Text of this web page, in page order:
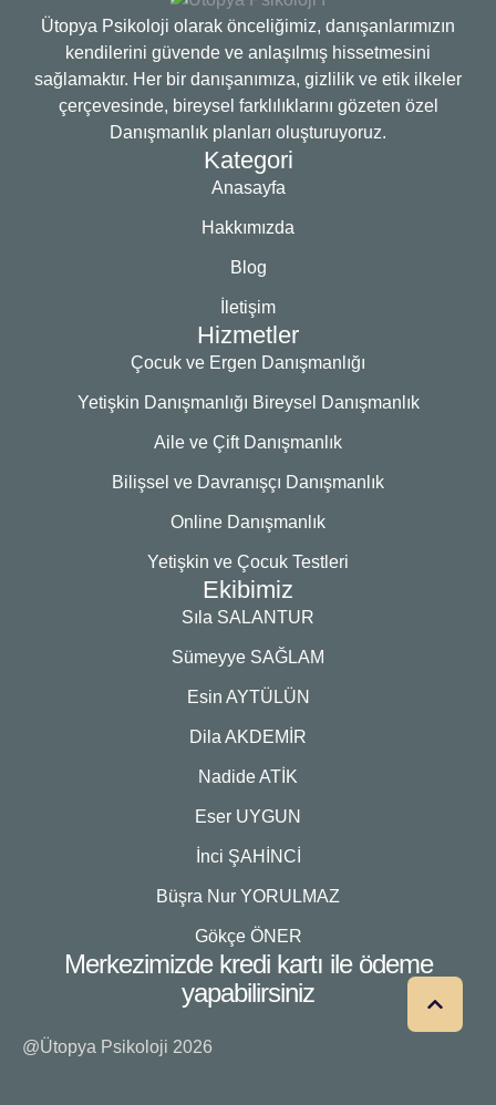
Ütopya Psikoloji olarak önceliğimiz, danışanlarımızın
kendilerini güvende ve anlaşılmış hissetmesini
sağlamaktır. Her bir danışanımıza, gizlilik ve etik ilkeler
çerçevesinde, bireysel farklılıklarını gözeten özel
Danışmanlık planları oluşturuyoruz.
Kategori
Anasayfa
Hakkımızda
Blog
İletişim
Hizmetler
Çocuk ve Ergen Danışmanlığı
Yetişkin Danışmanlığı Bireysel Danışmanlık
Aile ve Çift Danışmanlık
Bilişsel ve Davranışçı Danışmanlık
Online Danışmanlık
Yetişkin ve Çocuk Testleri
Ekibimiz
Sıla SALANTUR
Sümeyye SAĞLAM
Esin AYTÜLÜN
Dila AKDEMİR
Nadide ATİK
Eser UYGUN
İnci ŞAHİNCİ
Büşra Nur YORULMAZ
Gökçe ÖNER
Merkezimizde kredi kartı ile ödeme
yapabilirsiniz
@Ütopya Psikoloji 2026